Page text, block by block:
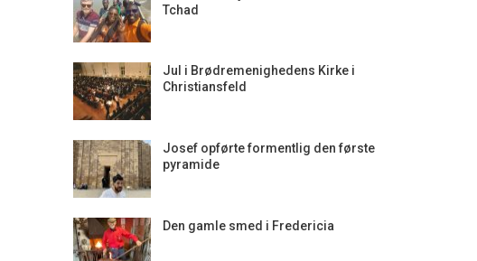
Tchad
Jul i Brødremenighedens Kirke i
Christiansfeld
Josef opførte formentlig den første
pyramide
Den gamle smed i Fredericia